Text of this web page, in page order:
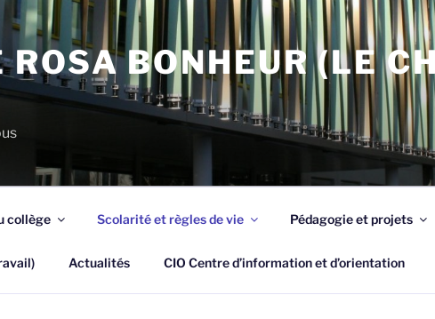
ROSA BONHEUR (LE
collège Scolarité et règles de vie Pédagogie et projets
Actualités CIO Centre d’information et d’orientation